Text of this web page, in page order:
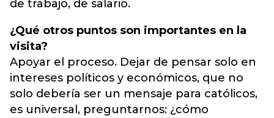
de trabajo, de salario.
¿Qué otros puntos son importantes en la
visita?
Apoyar el proceso. Dejar de pensar solo en
intereses políticos y económicos, que no
solo debería ser un mensaje para católicos,
es universal, preguntarnos: ¿cómo